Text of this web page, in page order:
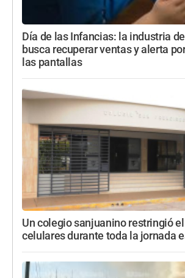
Día de las Infancias: la industria
busca recuperar ventas y alerta
las pantallas
Un colegio sanjuanino restringió
celulares durante toda la jornada